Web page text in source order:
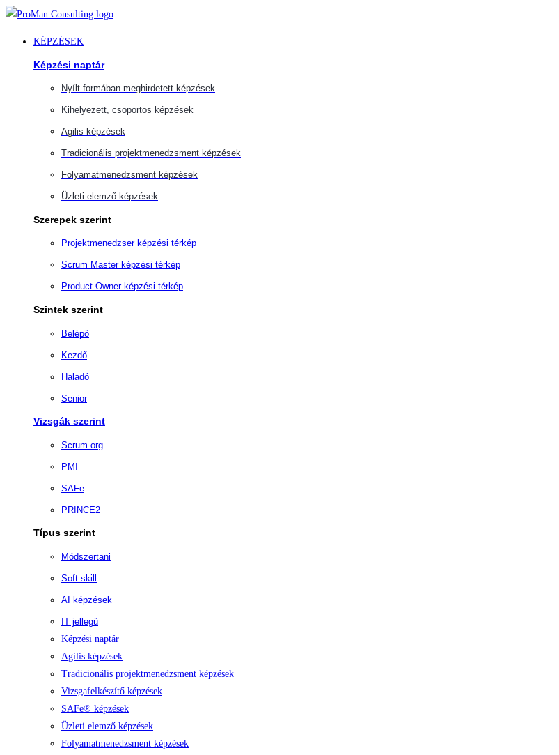
Ugrás
tartalomra
KÉPZÉSEK
Képzési naptár
Nyílt formában meghirdetett képzések
Kihelyezett, csoportos képzések
Agilis képzések
Tradicionális projektmenedzsment képzések
Folyamatmenedzsment képzések
Üzleti elemző képzések
Szerepek szerint
Projektmenedzser képzési térkép
Scrum Master képzési térkép
Product Owner képzési térkép
Szintek szerint
Belépő
Kezdő
Haladó
Senior
Vizsgák szerint
Scrum.org
PMI
SAFe
PRINCE2
Típus szerint
Módszertani
Soft skill
AI képzések
IT jellegű
Képzési naptár
Agilis képzések
Tradicionális projektmenedzsment képzések
Vizsgafelkészítő képzések
SAFe® képzések
Üzleti elemző képzések
Folyamatmenedzsment képzések